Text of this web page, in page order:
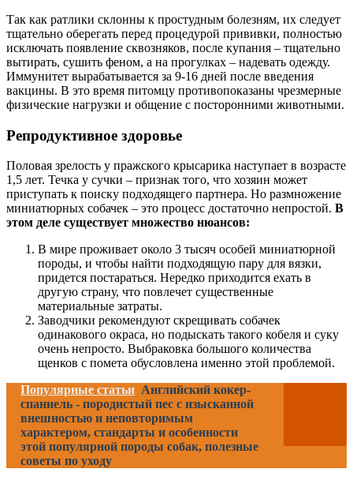
Так как ратлики склонны к простудным болезням, их следует
тщательно оберегать перед процедурой прививки, полностью
исключать появление сквозняков, после купания – тщательно
вытирать, сушить феном, а на прогулках – надевать одежду.
Иммунитет вырабатывается за 9-16 дней после введения
вакцины. В это время питомцу противопоказаны чрезмерные
физические нагрузки и общение с посторонними животными.
Репродуктивное здоровье
Половая зрелость у пражского крысарика наступает в возрасте
1,5 лет. Течка у сучки – признак того, что хозяин может
приступать к поиску подходящего партнера. Но размножение
миниатюрных собачек – это процесс достаточно непростой. В
этом деле существует множество нюансов:
В мире проживает около 3 тысяч особей миниатюрной
породы, и чтобы найти подходящую пару для вязки,
придется постараться. Нередко приходится ехать в
другую страну, что повлечет существенные
материальные затраты.
Заводчики рекомендуют скрещивать собачек
одинакового окраса, но подыскать такого кобеля и суку
очень непросто. Выбраковка большого количества
щенков с помета обусловлена именно этой проблемой.
Популярные статьи Английский кокер-
спаниель - породистый пес с изысканной
внешностью и неповторимым
характером, стандарты и особенности
этой популярной породы собак, полезные
советы по уходу